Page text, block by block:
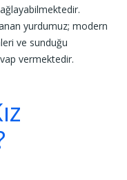
yurdumuz; modern
ve sunduğu
vermektedir.